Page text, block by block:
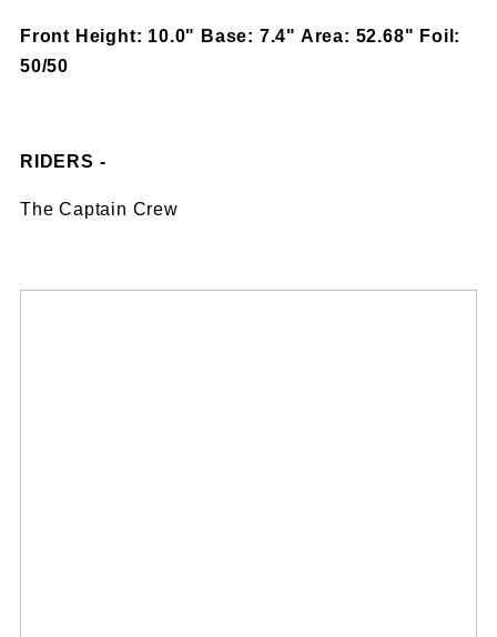
Front Height: 10.0" Base: 7.4" Area: 52.68" Foil:
50/50
RIDERS -
The Captain Crew